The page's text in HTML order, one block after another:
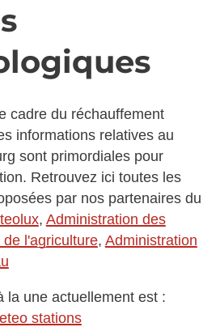
cadre du réchauffement
informations relatives au
sont primordiales pour
Retrouvez ici toutes les
par nos partenaires du
, Administration des
l'agriculture, Administration
la une actuellement est :
stations